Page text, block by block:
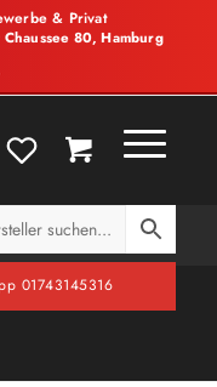
& Privat
80, Hamburg
01743145316